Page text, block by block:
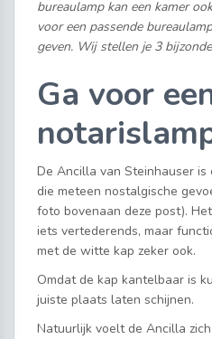
bureaulamp kan een kamer
voor een passende
geven. Wij stellen je 3
Ga voor
De Ancilla van Steinhauser
die meteen nostalgische
foto bovenaan deze post).
iets vertederends, maar
met de witte kap zeker ook.
Omdat de kap kantelbaar is
juiste plaats laten schijnen.
Natuurlijk voelt de Ancilla